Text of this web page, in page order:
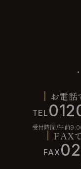
お電話
TEL
受付時間/午前
FAX
FAX